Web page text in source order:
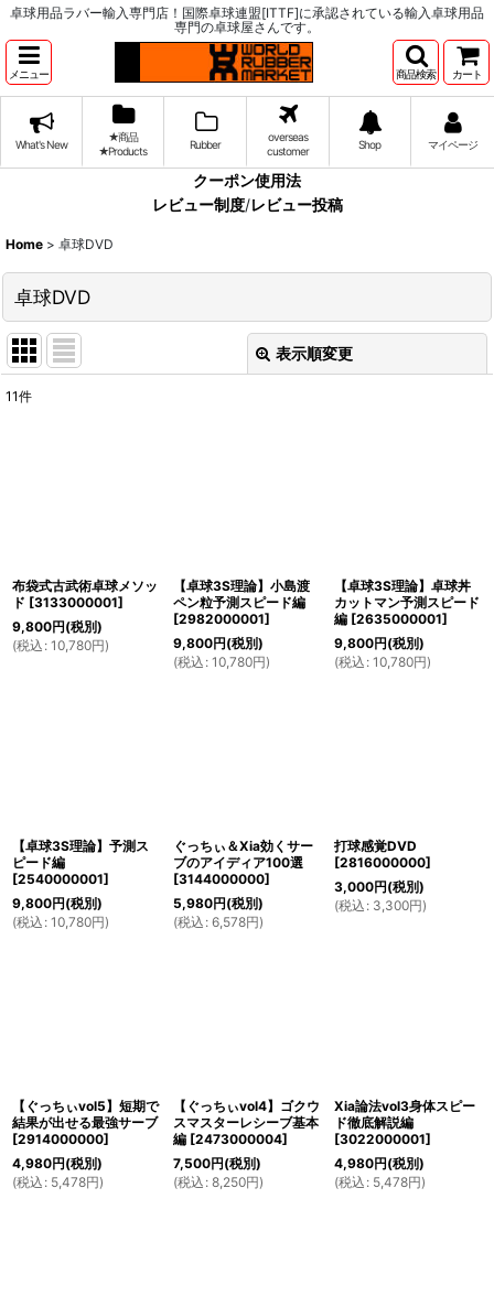
卓球用品ラバー輸入専門店！国際卓球連盟[ITTF]に承認されている輸入卓球用品
専門の卓球屋さんです。
メニュー 商品検索 カート
What's New
★商品
★Products
Rubber
overseas
customer
Shop マイページ
クーポン使用法
レビュー制度/レビュー投稿
Home > 卓球DVD
卓球DVD
表示順変更
サブカテゴリ
絞り込む
11件
布袋式古武術卓球メソッ
ド [3133000001]
9,800円(税別)
(税込 : 10,780円)
【卓球3S理論】小島渡
ペン粒予測スピード編
[2982000001]
9,800円(税別)
(税込 : 10,780円)
【卓球3S理論】卓球丼
カットマン予測スピード
編 [2635000001]
9,800円(税別)
(税込 : 10,780円)
【卓球3S理論】予測ス
ピード編
[2540000001]
9,800円(税別)
(税込 : 10,780円)
ぐっちぃ＆Xia効くサー
ブのアイディア100選
[3144000000]
5,980円(税別)
(税込 : 6,578円)
打球感覚DVD
[2816000000]
3,000円(税別)
(税込 : 3,300円)
【ぐっちぃvol5】短期で
結果が出せる最強サーブ
[2914000000]
4,980円(税別)
(税込 : 5,478円)
【ぐっちぃvol4】ゴクウ
スマスターレシーブ基本
編 [2473000004]
7,500円(税別)
(税込 : 8,250円)
Xia論法vol3身体スピー
ド徹底解説編
[3022000001]
4,980円(税別)
(税込 : 5,478円)